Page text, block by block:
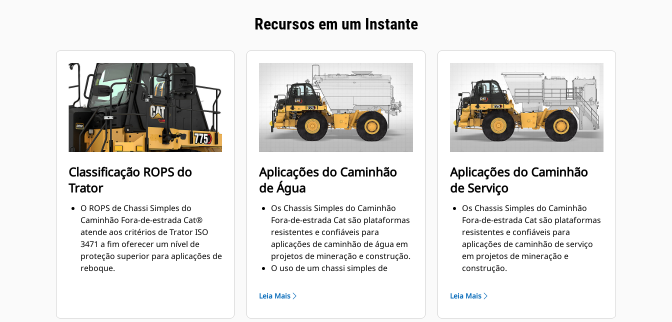
Recursos em um Instante
Classificação ROPS do
Trator
O ROPS de Chassi Simples do
Caminhão Fora-de-estrada Cat®
atende aos critérios de Trator ISO
3471 a fim oferecer um nível de
proteção superior para aplicações de
reboque.
Aplicações do Caminhão
de Água
Os Chassis Simples do Caminhão
Fora-de-estrada Cat são plataformas
resistentes e confiáveis para
aplicações de caminhão de água em
projetos de mineração e construção.
O uso de um chassi simples de
uma solução ideal para supressão de
proteção contra incêndio, além de
Leia Mais
Aplicações do Caminhão
de Serviço
Os Chassis Simples do Caminhão
Fora-de-estrada Cat são plataformas
resistentes e confiáveis para
aplicações de caminhão de serviço
em projetos de mineração e
construção.
caminhão fora-de-estrada fornece
fornecimento de combustível e de
Leia Mais